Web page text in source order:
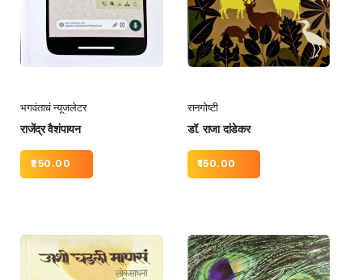
भगवंताचं न्यूजलेटर
राजेंद्र वैशंपायन
250.00
रानगोष्टी
डॉ. राजा दांडेकर
150.00